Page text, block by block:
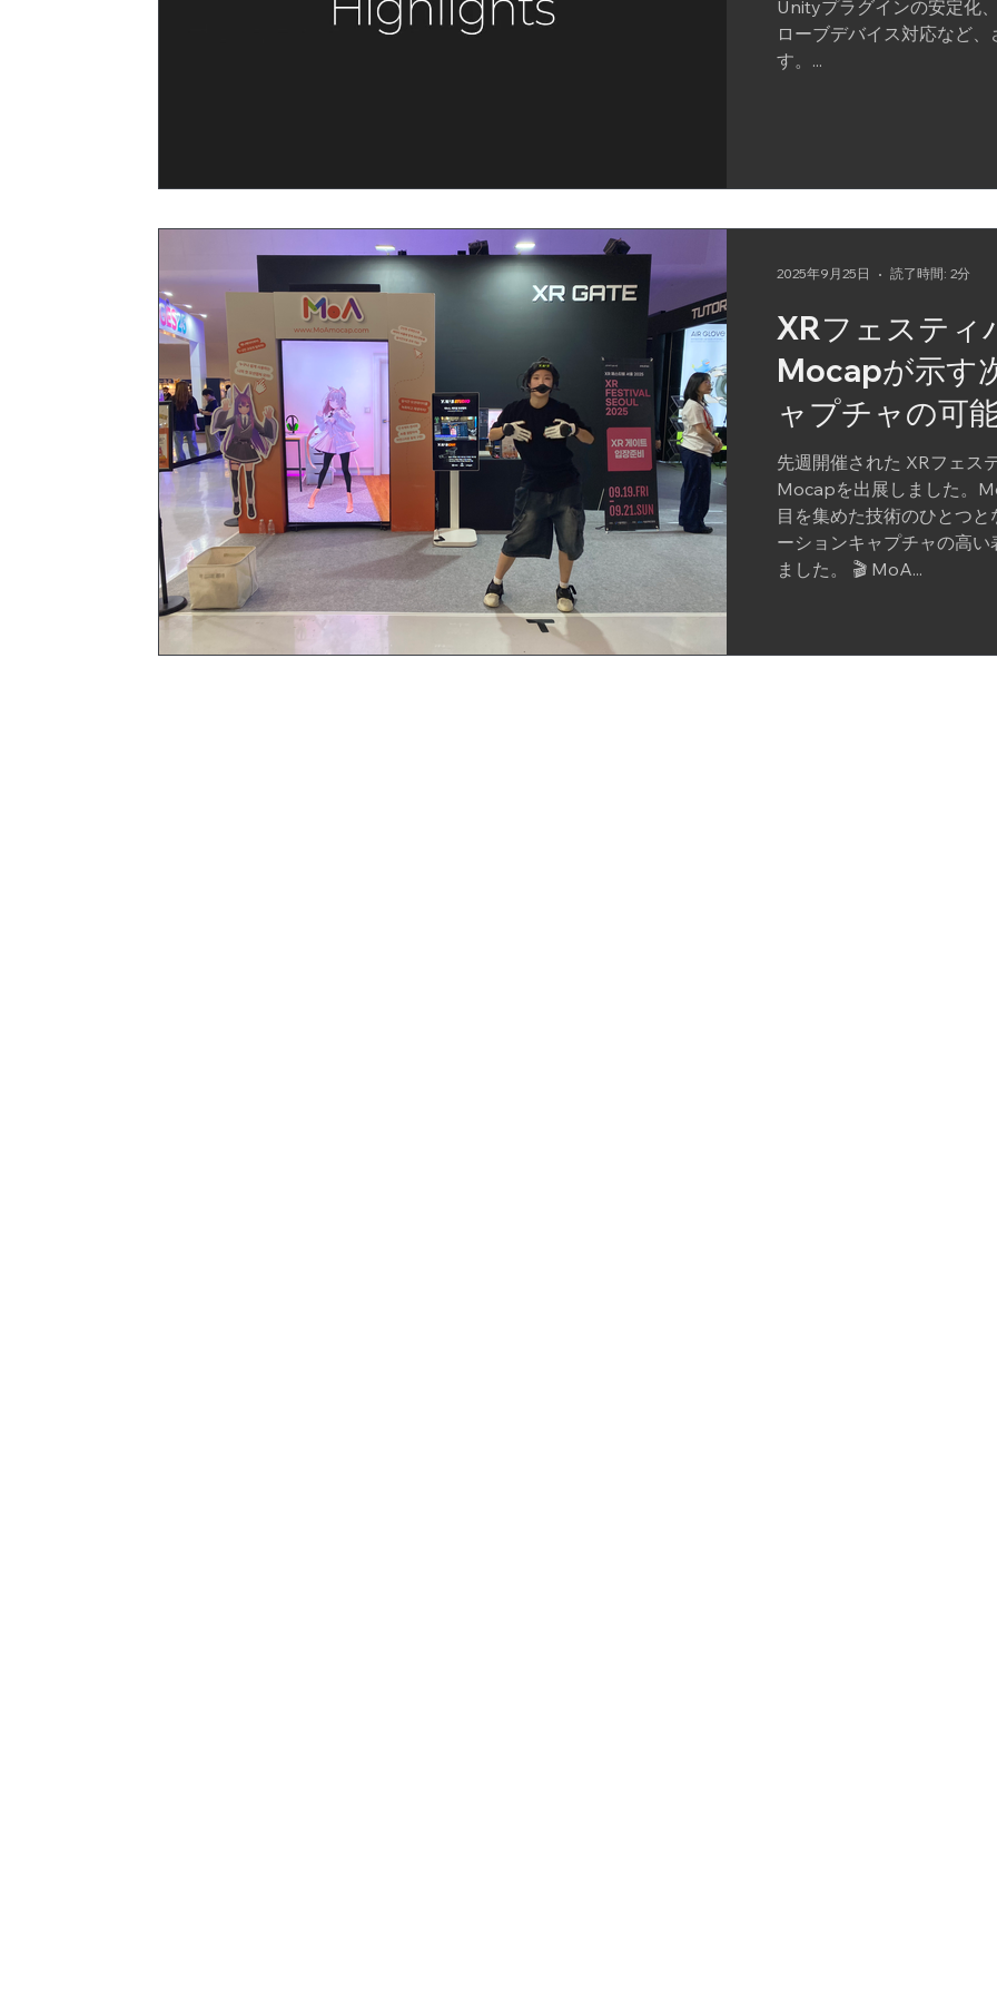
Unityプラグインの安定化
ローブデバイス対応など
す。...
XRフェステ
Mocapが示す
ャプチャの可
先週開催された XRフェスティバ
Mocapを出展しました。
目を集めた技術のひとつ
ーションキャプチャの高
ました。 🎬 MoA...
2025年9月25日 読了時間: 2分